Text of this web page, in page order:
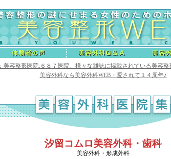
美容整形医院:６８７医院。様々な雑誌に掲載されている美容整
美容外科なら美容外科WEB・愛されて１４周年♪
汐留コムロ美容外科・歯科
美容外科・形成外科